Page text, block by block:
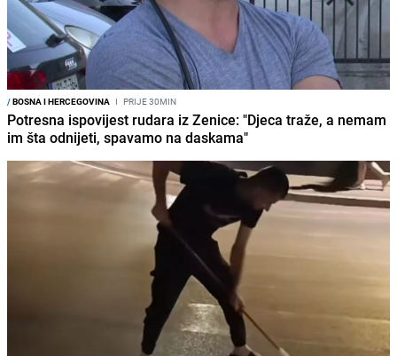
/BOSNA I HERCEGOVINA I PRIJE 30MIN
Potresna ispovijest rudara iz Zenice: "Djeca traže, a nemam
im šta odnijeti, spavamo na daskama"